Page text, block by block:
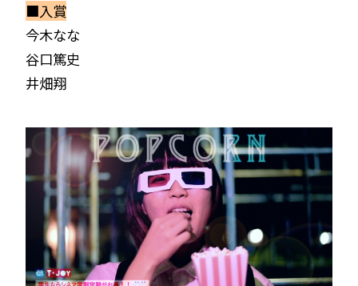
■入賞
今木なな
谷口篤史
井畑翔